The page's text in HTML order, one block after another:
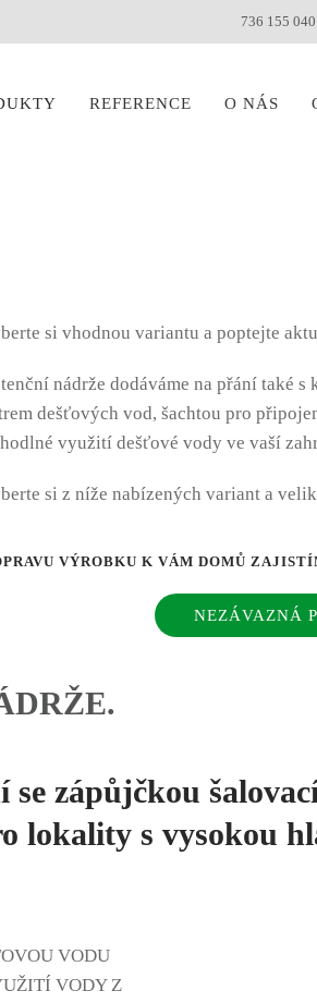
736 155 040
REFERENCE O NÁS
si vhodnou variantu a poptejte
nádrže dodáváme na přání také
dešťových vod, šachtou pro
využití dešťové vody ve vaší
si z níže nabízených variant a
VÝROBKU K VÁM DOMŮ
NEZÁVAZNÁ
zápůjčkou
lokality s vysokou
VODU
VODY Z